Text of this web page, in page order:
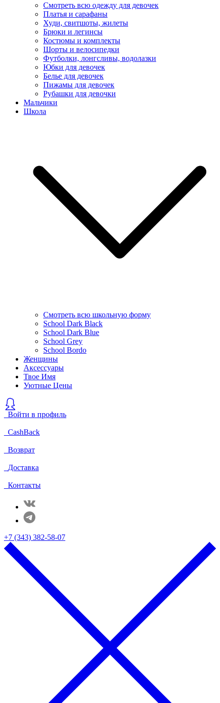
Смотреть всю одежду для девочек
Платья и сарафаны
Худи, свитшоты, жилеты
Брюки и легинсы
Костюмы и комплекты
Шорты и велосипедки
Футболки, лонгсливы, водолазки
Юбки для девочек
Белье для девочек
Пижамы для девочек
Рубашки для девочки
Мальчики
Школа
Смотреть всю школьную форму
School Dark Black
School Dark Blue
School Grey
School Bordo
Женщины
Аксессуары
Твое Имя
Уютные Цены
Войти в профиль
CashBack
Возврат
Доставка
Контакты
+7 (343) 382-58-07